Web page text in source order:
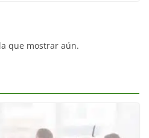
que mostrar aún.